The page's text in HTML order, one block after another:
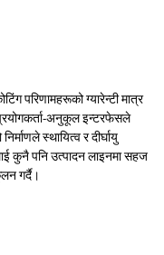
परिणामहरूको ग्यारेन्टी मात्र
अनुकूल इन्टरफेसले
स्थायित्व र दीर्घायु
कुनै पनि उत्पादन लाइनमा सहज
गर्दै।